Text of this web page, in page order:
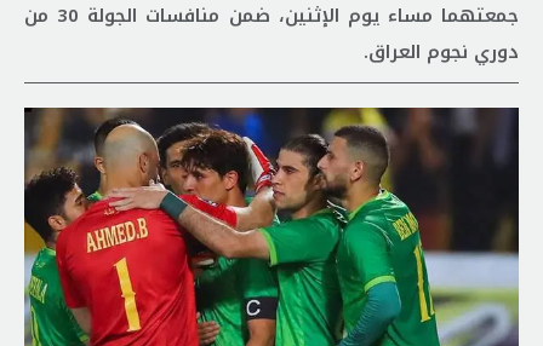
جمعتهما مساء يوم الإثنين، ضمن منافسات الجولة 30 من
دوري نجوم العراق.